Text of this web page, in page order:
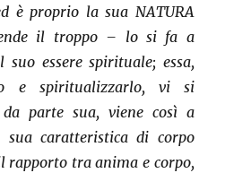
è proprio la sua NATURA
il troppo – lo si fa a
suo essere spirituale; essa,
e spiritualizzarlo, vi si
parte sua, viene così a
sua caratteristica di corpo
rapporto tra anima e corpo,